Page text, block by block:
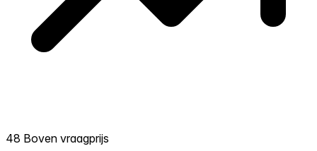
48 Boven vraagprijs